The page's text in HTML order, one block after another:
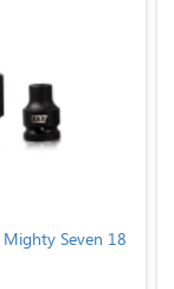
Mighty Seven 18